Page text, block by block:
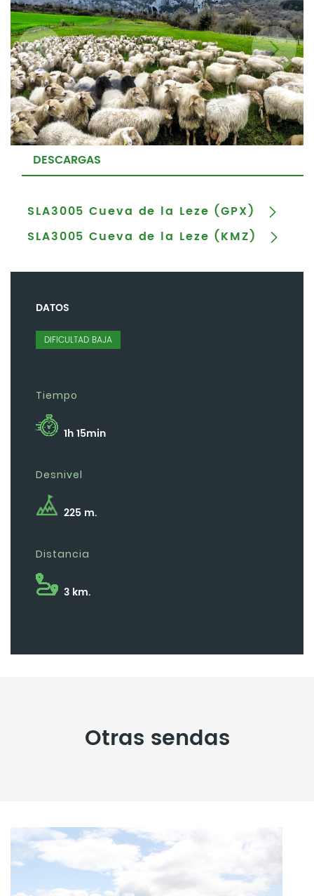
DESCARGAS
SLA3005 Cueva de la Leze (GPX)
SLA3005 Cueva de la Leze (KMZ)
DATOS
DIFICULTAD BAJA
Tiempo
1h 15min
Desnivel
225 m.
Distancia
3 km.
Otras sendas